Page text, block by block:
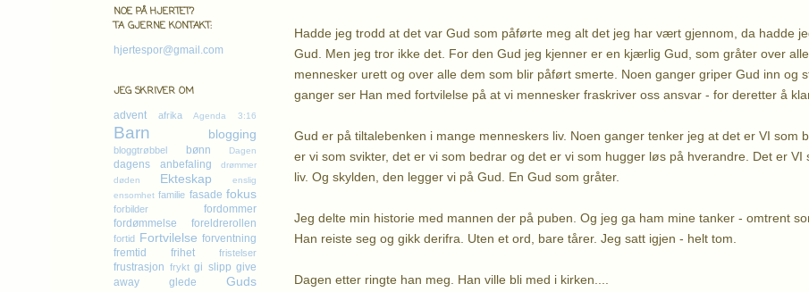
Hadde jeg trodd at det var Gud som påførte meg alt det jeg har vært gjennom, da hadde
Gud. Men jeg tror ikke det. For den Gud jeg kjenner er en kjærlig Gud, som gråter over
mennesker urett og over alle dem som blir påført smerte. Noen ganger griper Gud inn og
ganger ser Han med fortvilelse på at vi mennesker fraskriver oss ansvar - for deretter å
Gud er på tiltalebenken i mange menneskers liv. Noen ganger tenker jeg at det er VI som
er vi som svikter, det er vi som bedrar og det er vi som hugger løs på hverandre. Det er VI
liv. Og skylden, den legger vi på Gud. En Gud som gråter.
Jeg delte min historie med mannen der på puben. Og jeg ga ham mine tanker - omtrent
Han reiste seg og gikk derifra. Uten et ord, bare tårer. Jeg satt igjen - helt tom.
Dagen etter ringte han meg. Han ville bli med i kirken....
NOE PÅ HJERTET?
TA GJERNE KONTAKT:
hjertespor@gmail.com
JEG SKRIVER OM
advent afrika Agenda 3:16
Barn blogging
bloggtrøbbel bønn Dagen
dagens anbefaling
drømmer
døden
Ekteskap
enslig
ensomhet familie fasade fokus
forbilder
fordommer
fordømmelse
foreldrerollen
fortid Fortvilelse forventning
fremtid
frihet fristelser
frustrasjon frykt gi slipp give
away
glede
Guds